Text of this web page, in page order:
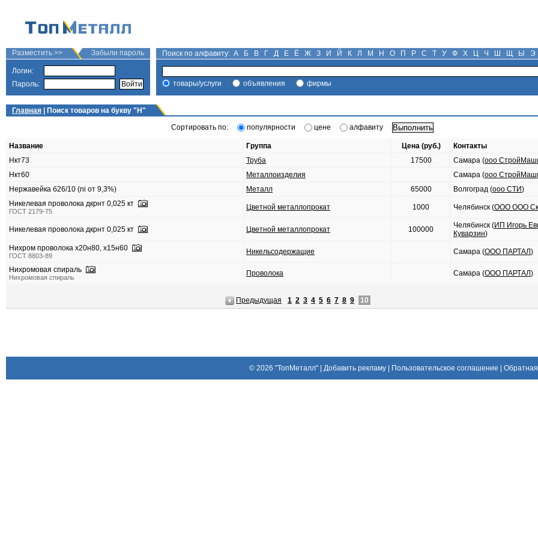
Разместить >> Забыли пароль
Логин:
Пароль:
Поиск по алфавиту: А Б В Г Д Е Ё Ж З И Й К Л М Н О П Р С Т У Ф Х Ц Ч Ш Щ Ы Э
товары/услуги объявления фирмы
Главная | Поиск товаров на букву " Н"
Сортировать по:
популярности цене алфавиту
Название Группа Цена (руб.)
Контакты
Нкт73
Труба 17500 Самара (ооо
Нкт60
Металлоизделия Самара (ооо
Нержавейка б26/10 (ni от 9,3%)
Металл 65000 Волгоград (ооо СТИ)
Никелевая проволока дкрнт 0,025 кт
ГОСТ 2179-75 Цветной металлопрокат 1000 Челябинск (ООО ООО
Никелевая проволока дкрнт 0,025 кт Цветной металлопрокат 100000 Челябинск (ИП Игорь
Куварзин)
Нихром проволока х20н80, х15н60
ГОСТ 8803-89 Никельсодержащие Самара (ООО ПАРТАЛ)
Нихромовая спираль
Нихромовая спираль Проволока Самара (ООО ПАРТАЛ)
Предыдущая 1 2 3 4 5 6 7 8 9 10
© 2026 "ТопМеталл"| Добавить рекламу| Пользовательское соглашение Обратная